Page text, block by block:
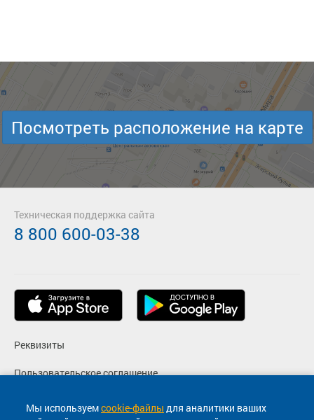
Мы используемcookie-файлы для аналитики ваших
Посмотреть расположение на карте
Реквизиты
Пользовательское соглашение
Политика конфиденциальности
Техническая поддержка сайта
8 800 600-03-38